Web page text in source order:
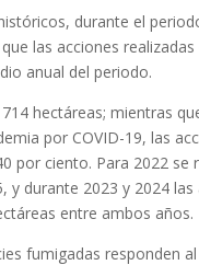
durante el
las acciones
anual del periodo.
hectáreas; mientras
por COVID-19, las
por ciento. Para 2022
y durante 2023 y 2024
entre ambos años.
fumigadas responden